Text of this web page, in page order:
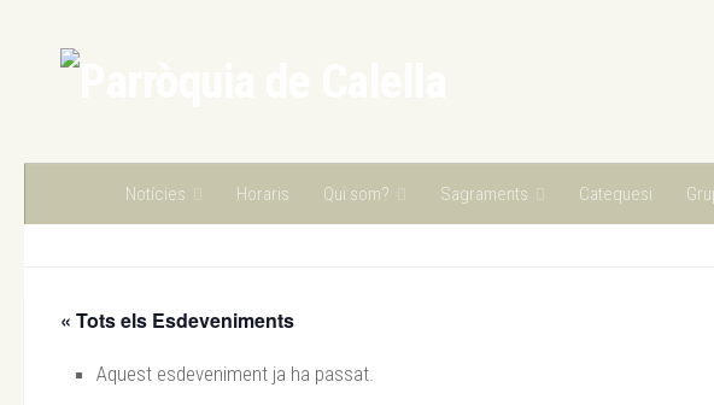
Notícies Horaris Qui som? Sagraments Catequesi
« Tots els Esdeveniments
Aquest esdeveniment ja ha passat.